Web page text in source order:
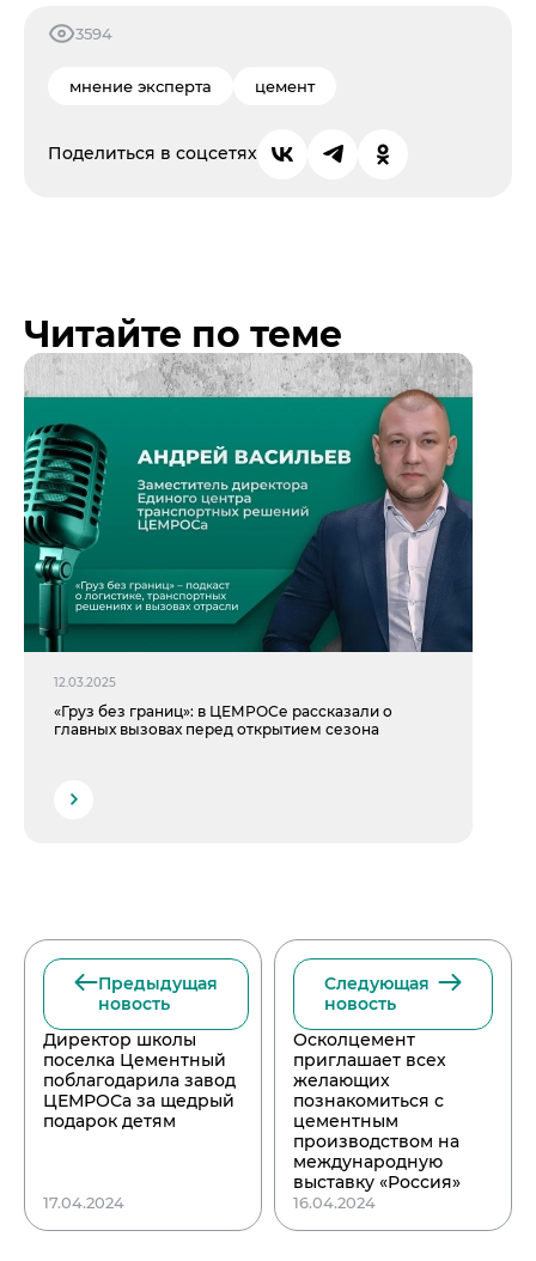
3594
мнение эксперта цемент
Поделиться в соцсетях
Читайте по теме
12.03.2025
«Груз без границ»: в ЦЕМРОСе рассказали о
главных вызовах перед открытием сезона
Предыдущая
новость
Директор школы
поселка Цементный
поблагодарила завод
ЦЕМРОСа за щедрый
подарок детям
17.04.2024
Следующая
новость
Осколцемент
приглашает всех
желающих
познакомиться с
цементным
производством на
международную
выставку «Россия»
16.04.2024